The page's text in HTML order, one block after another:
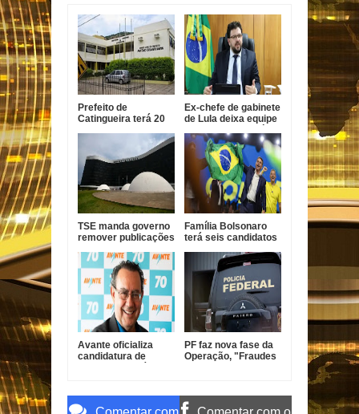
Prefeito de
Catingueira terá 20
terceirização
irregular de R$ 546
mil
Ex-chefe de gabinete
de Lula deixa equipe
pressão
TSE manda governo
remover publicações
redes oficiais
Família Bolsonaro
terá seis candidatos
outubro
Avante oficializa
candidatura de
PF faz nova fase da
Operação, "Fraudes
Rocha e advogado